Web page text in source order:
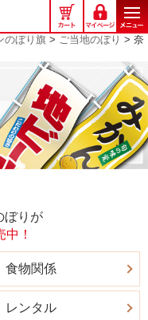
のぼり旗 > ご当地のぼり > 奈
ぼりが
！
食物関係
レンタル